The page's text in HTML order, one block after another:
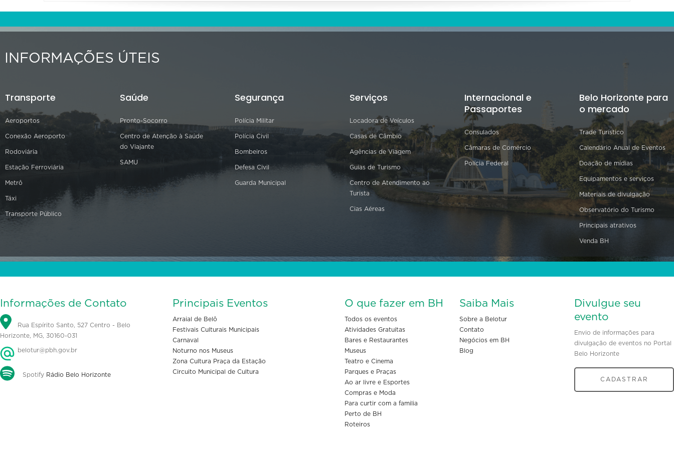
INFORMAÇÕES ÚTEIS
Transporte
Aeroportos
Conexão Aeroporto
Rodoviária
Estação Ferroviária
Metrô
Táxi
Transporte Público
Saúde
Pronto-Socorro
Centro de Atenção à Saúde
do Viajante
SAMU
Segurança
Polícia Militar
Polícia Civil
Bombeiros
Defesa Civil
Guarda Municipal
Serviços
Locadora de Veículos
Casas de Câmbio
Agências de Viagem
Guias de Turismo
Centro de Atendimento ao
Turista
Cias Aéreas
Internacional e
Passaportes
Consulados
Câmaras de Comércio
Polícia Federal
Belo Horizonte para
o mercado
Trade Turístico
Calendário Anual de Eventos
Doação de mídias
Equipamentos e serviços
Materiais de divulgação
Observatório do Turismo
Principais atrativos
Venda BH
Informações de Contato
Rua Espírito Santo, 527 Centro - Belo
Horizonte, MG, 30160-031
belotur@pbh.gov.br
Spotify Rádio Belo Horizonte
Principais Eventos
Arraial de Belô
Festivais Culturais Municipais
Carnaval
Noturno nos Museus
Zona Cultura Praça da Estação
Circuito Municipal de Cultura
O que fazer em BH
Todos os eventos
Atividades Gratuitas
Bares e Restaurantes
Museus
Teatro e Cinema
Parques e Praças
Ao ar livre e Esportes
Compras e Moda
Para curtir com a familia
Perto de BH
Roteiros
Saiba Mais
Sobre a Belotur
Contato
Negócios em BH
Blog
Divulgue seu
evento
Envio de informações para
divulgação de eventos no Portal
Belo Horizonte
CADASTRAR